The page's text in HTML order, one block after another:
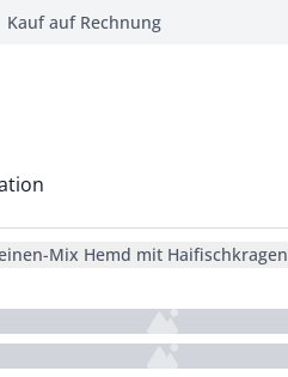
Kauf auf Rechnung
Mix Hemd mit Haifischkragen